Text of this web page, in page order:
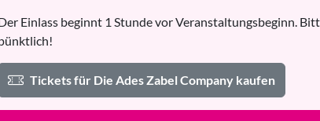
Einlass beginnt 1 Stunde vor Veranstaltungsbeginn.
Tickets für Die Ades Zabel Company kaufen